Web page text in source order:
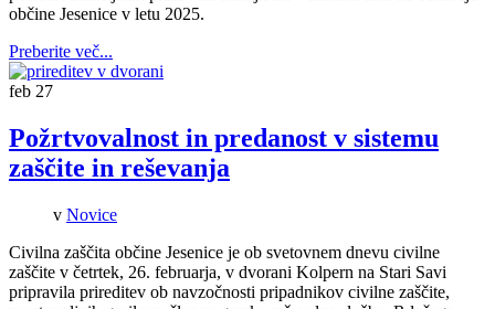
občine Jesenice v letu 2025.
Preberite več...
feb 27
Požrtvovalnost in predanost v sistemu
zaščite in reševanja
v Novice
Civilna zaščita občine Jesenice je ob svetovnem dnevu civilne
zaščite v četrtek, 26. februarja, v dvorani Kolpern na Stari Savi
pripravila prireditev ob navzočnosti pripadnikov civilne zaščite,